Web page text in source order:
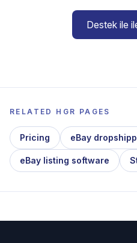
Destek ile
RELATED HGR PAGES
Pricing eBay
eBay listing software